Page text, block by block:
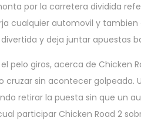
por la carretera dividida
cualquier automovil y
y deja juntar apuestas
pelo giros, acerca de Chicken
sin acontecer golpeada.
retirar la puesta sin que un
participar Chicken Road 2